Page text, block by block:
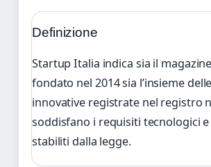
Definizione
Startup Italia indica sia il
fondato nel 2014 sia l’insieme
innovative registrate nel registro
soddisfano i requisiti tecnologici
stabiliti dalla legge.